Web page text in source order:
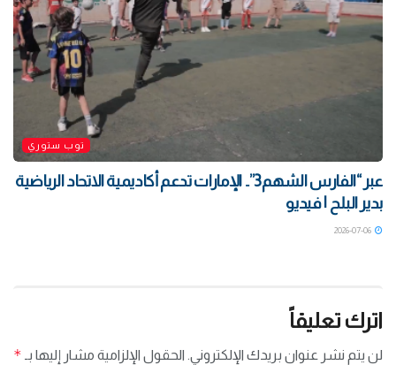
توب ستوري
‏عبر “الفارس الشهم3”.. الإمارات تدعم أكاديمية الاتحاد الرياضية
بدير البلح | فيديو
اترك تعليقاً
لن يتم نشر عنوان بريدك الإلكتروني. الحقول الإلزامية مشار إليها بـ *